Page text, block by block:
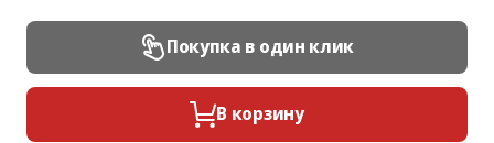
Покупка в один клик
В корзину